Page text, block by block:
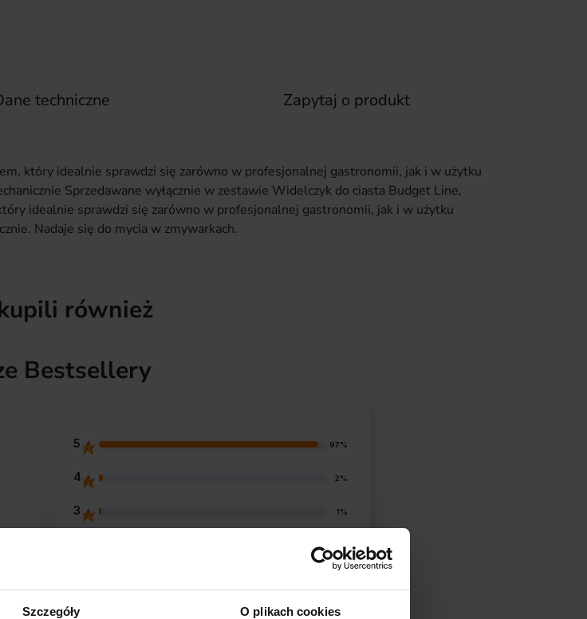
Szczegóły O plikach cookies
techniczne Zapytaj o produkt
który idealnie sprawdzi się zarówno w profesjonalnej gastronomii, jak i w użytku
Sprzedawane wyłącznie w zestawie Widelczyk do ciasta Budget Line,
idealnie sprawdzi się zarówno w profesjonalnej gastronomii, jak i w użytku
Nadaje się do mycia w zmywarkach.
również
Bestsellery
5 97%
4 2%
3 1%
0%